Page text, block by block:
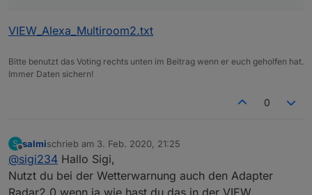
View_web_speedy_Sigi234.txt
VIEW_Alexa_Multiroom2.txt
Bitte benutzt das Voting rechts unten im Beitrag wenn er euch geholfen hat.
Immer Daten sichern!
0
S
Offline
salmischrieb am 3. Feb. 2020, 21:25
zuletzt editiert von
@sigi234 Hallo Sigi,
Nutzt du bei der Wetterwarnung auch den Adapter